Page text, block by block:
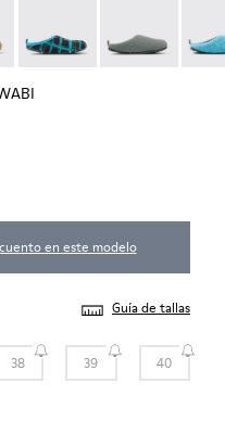
en este modelo
Guía de tallas
38 39 40